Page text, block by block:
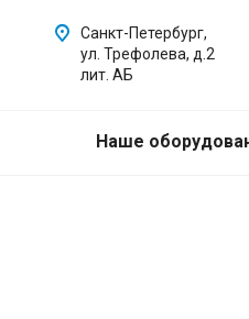
Санкт-Петербург,
ул. Трефолева, д.2
лит. АБ
Наше